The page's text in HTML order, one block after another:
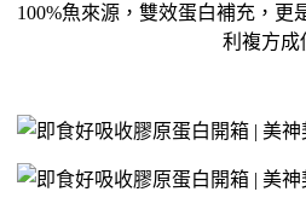
100%魚來源，雙效蛋白補充，更
利複方成